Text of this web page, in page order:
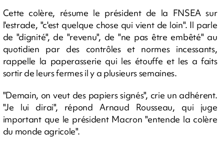
Cette colère, résume le président de la FNSEA sur
l'estrade, "c'est quelque chose qui vient de loin". Il parle
de "dignité", de "revenu", de "ne pas être embêté" au
quotidien par des contrôles et normes incessants,
rappelle la paperasserie qui les étouffe et les a faits
sortir de leurs fermes il y a plusieurs semaines.
"Demain, on veut des papiers signés", crie un adhérent.
"Je lui dirai", répond Arnaud Rousseau, qui juge
important que le président Macron "entende la colère
du monde agricole".